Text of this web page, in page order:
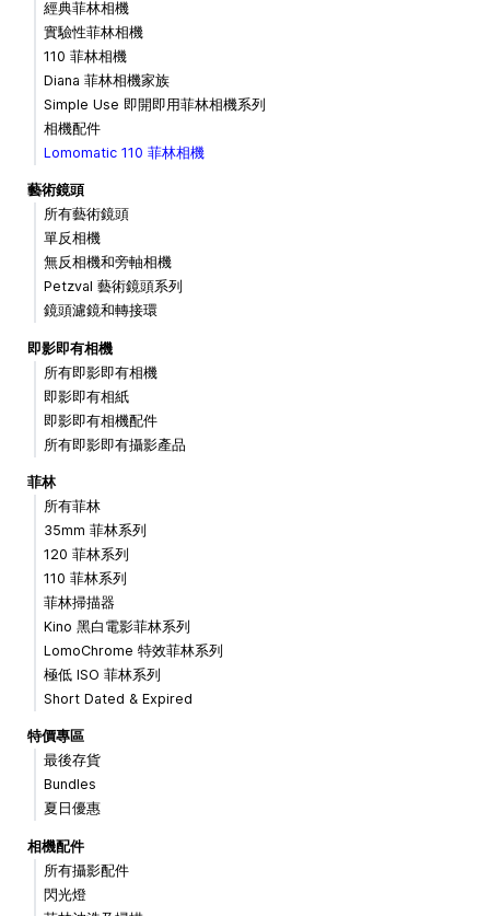
經典菲林相機
實驗性菲林相機
110 菲林相機
Diana 菲林相機家族
Simple Use 即開即用菲林相機系列
相機配件
Lomomatic 110 菲林相機
藝術鏡頭
所有藝術鏡頭
單反相機
無反相機和旁軸相機
Petzval 藝術鏡頭系列
鏡頭濾鏡和轉接環
即影即有相機
所有即影即有相機
即影即有相紙
即影即有相機配件
所有即影即有攝影產品
菲林
所有菲林
35mm 菲林系列
120 菲林系列
110 菲林系列
菲林掃描器
Kino 黑白電影菲林系列
LomoChrome 特效菲林系列
極低 ISO 菲林系列
Short Dated & Expired
特價專區
最後存貨
Bundles
夏日優惠
相機配件
所有攝影配件
閃光燈